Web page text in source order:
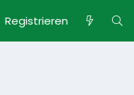
Registrieren